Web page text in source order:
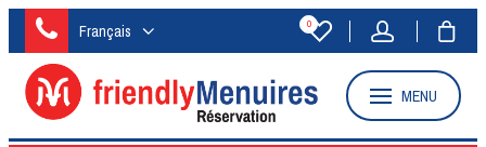
Français 0
MENU